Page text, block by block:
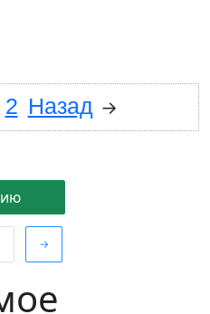
→
2 Назад →